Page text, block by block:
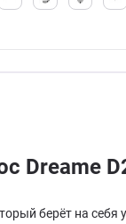
Dreame
берёт на себя